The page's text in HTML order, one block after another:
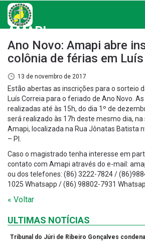
AMAPI
Ano Novo: Amapi abre
colônia de férias em
13 de novembro de 2017
Estão abertas as inscrições para o sorteio
Luís Correia para o feriado de Ano Novo.
realizadas até às 15h, do dia 1º de
será realizado às 17h deste mesmo dia,
Amapi, localizada na Rua Jônatas Batista
– PI.
Caso o magistrado tenha interesse em
contato com Amapi através do e-mail:
ou dos telefones: (86) 3222-7824 /
1025 Whatsapp / (86) 98802-7931
« Voltar
ULTIMAS NOTÍCIAS
Tribunal do Júri de Ribeiro Gonçalves